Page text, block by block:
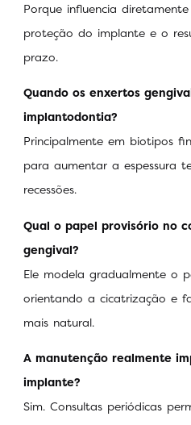
Porque influencia
proteção do implante e o
prazo.
Quando os enxertos
implantodontia?
Principalmente em biotipos
para aumentar a espessura
recessões.
Qual o papel provisório no
gengival?
Ele modela gradualmente o
orientando a cicatrização e
mais natural.
A manutenção realmente
implante?
Sim. Consultas periódicas